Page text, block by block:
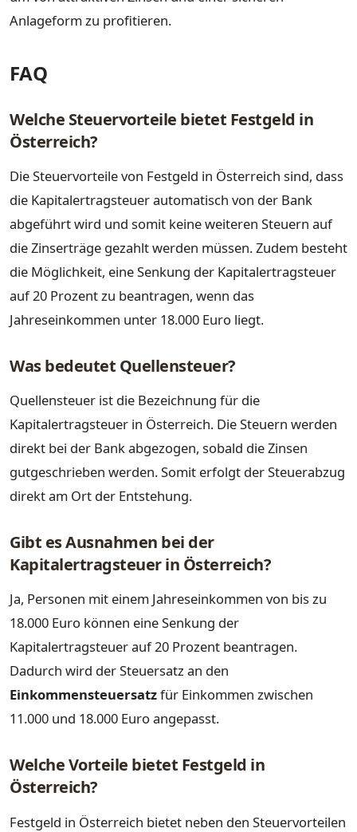
Anlageform zu profitieren.
FAQ
Welche Steuervorteile bietet Festgeld in
Österreich?
Die Steuervorteile von Festgeld in Österreich sind, dass
die Kapitalertragsteuer automatisch von der Bank
abgeführt wird und somit keine weiteren Steuern auf
die Zinserträge gezahlt werden müssen. Zudem besteht
die Möglichkeit, eine Senkung der Kapitalertragsteuer
auf 20 Prozent zu beantragen, wenn das
Jahreseinkommen unter 18.000 Euro liegt.
Was bedeutet Quellensteuer?
Quellensteuer ist die Bezeichnung für die
Kapitalertragsteuer in Österreich. Die Steuern werden
direkt bei der Bank abgezogen, sobald die Zinsen
gutgeschrieben werden. Somit erfolgt der Steuerabzug
direkt am Ort der Entstehung.
Gibt es Ausnahmen bei der
Kapitalertragsteuer in Österreich?
Ja, Personen mit einem Jahreseinkommen von bis zu
18.000 Euro können eine Senkung der
Kapitalertragsteuer auf 20 Prozent beantragen.
Dadurch wird der Steuersatz an den
Einkommensteuersatzfür Einkommen zwischen
11.000 und 18.000 Euro angepasst.
Welche Vorteile bietet Festgeld in
Österreich?
Festgeld in Österreich bietet neben den Steuervorteilen